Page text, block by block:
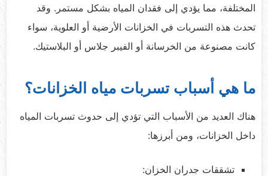
المختلفة، مما يؤدي إلى فقدان المياه بشكل مستمر. وقد
تحدث هذه التسربات في الخزانات الأرضية أو العلوية، سواء
كانت مصنوعة من الخرسانة أو الفيبر جلاس أو البلاستيك.
ما هي أسباب تسربات مياه الخزانات؟
هناك العديد من الأسباب التي تؤدي إلى حدوث تسربات المياه
داخل الخزانات، ومن أبرزها:
تشققات جدران الخزان: